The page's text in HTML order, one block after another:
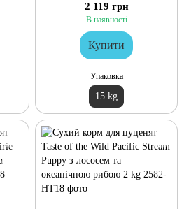
2 119 грн
В наявності
Купити
Упаковка
15 kg